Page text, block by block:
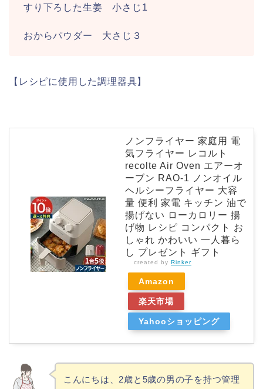
すり下ろした生姜 小さじ1
おからパウダー 大さじ３
【レシピに使用した調理器具】
ノンフライヤー 家庭用 電
気フライヤー レコルト
recolte Air Oven エアーオ
ーブン RAO-1 ノンオイル
ヘルシーフライヤー 大容
量 便利 家電 キッチン 油で
揚げない ローカロリー 揚
げ物 レシピ コンパクト お
しゃれ かわいい 一人暮ら
し プレゼント ギフト
created by Rinker
Amazon
楽天市場
Yahooショッピング
こんにちは、2歳と5歳の男の子を持つ管理